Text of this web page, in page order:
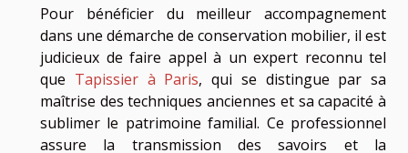
Pour bénéficier du meilleur accompagnement
dans une démarche de conservation mobilier, il est
judicieux de faire appel à un expert reconnu tel
que Tapissier à Paris, qui se distingue par sa
maîtrise des techniques anciennes et sa capacité à
sublimer le patrimoine familial. Ce professionnel
assure la transmission des savoirs et la